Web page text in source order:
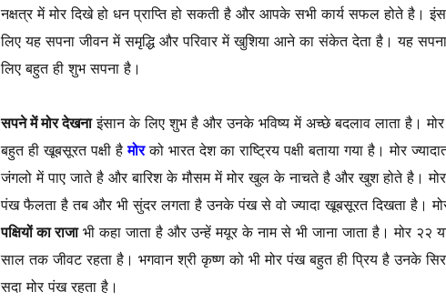
नक्षत्र में मोर दिखे हो धन प्राप्ति हो सकती है और आपके सभी कार्य सफल होते है।
लिए यह सपना जीवन में समृद्धि और परिवार में खुशिया आने का संकेत देता है। यह
लिए बहुत ही शुभ सपना है।
सपने में मोर देखनाइंसान के लिए शुभ है और उनके भविष्य में अच्छे बदलाव लाता है।
बहुत ही खूबसूरत पक्षी हैमोरको भारत देश का राष्ट्रिय पक्षी बताया गया है। मोर
जंगलो में पाए जाते है और बारिश के मौसम में मोर खुल के नाचते है और खुश होते है।
पंख फैलता है तब और भी सुंदर लगता है उनके पंख से वो ज्यादा खूबसूरत दिखता है।
पक्षियों का राजाभी कहा जाता है और उन्हें मयूर के नाम से भी जाना जाता है। मोर २२
साल तक जीवट रहता है। भगवान श्री कृष्ण को भी मोर पंख बहुत ही प्रिय है उनके
सदा मोर पंख रहता है।